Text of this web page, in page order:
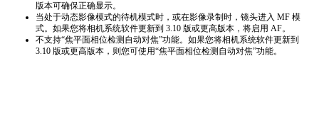
版本可确保正确显示。
当处于动态影像模式的待机模式时，或在影像录制时，镜头进入 MF 模
式。如果您将相机系统软件更新到 3.10 版或更高版本，将启用 AF。
不支持“焦平面相位检测自动对焦”功能。如果您将相机系统软件更新到
3.10 版或更高版本，则您可使用“焦平面相位检测自动对焦”功能。